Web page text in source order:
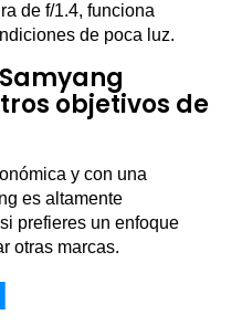
de f/1.4, funciona
de poca luz.
objetivos de
y con una
es altamente
prefieres un enfoque
otras marcas.